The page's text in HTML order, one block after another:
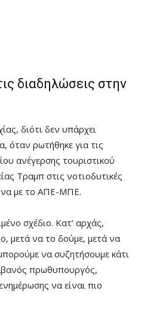
διαδηλώσεις στην
διότι δεν υπάρχει
όταν ρωτήθηκε για τις
ανέγερσης τουριστικού
Τραμπ στις νοτιοδυτικές
με το ΑΠΕ-ΜΠΕ.
σχέδιο. Κατ’ αρχάς,
μετά να το δούμε, μετά να
να συζητήσουμε κάτι
πρωθυπουργός,
να είναι πιο